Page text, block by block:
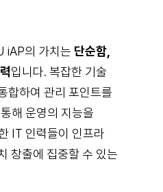
iAP의 가치는 단순함,
입니다. 복잡한 기술
합하여 관리 포인트를
해 운영의 지능을
IT 인력들이 인프라
창출에 집중할 수 있는